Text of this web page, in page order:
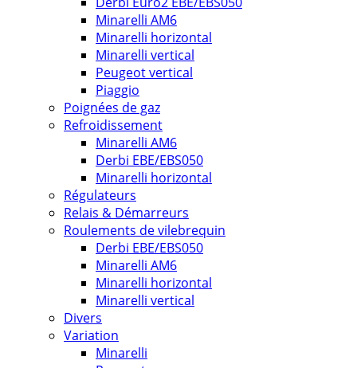
Minarelli AM6
Minarelli horizontal
Minarelli vertical
Peugeot vertical
Piaggio
Poignées de gaz
Refroidissement
Minarelli AM6
Derbi EBE/EBS050
Minarelli horizontal
Régulateurs
Relais & Démarreurs
Roulements de vilebrequin
Derbi EBE/EBS050
Minarelli AM6
Minarelli horizontal
Minarelli vertical
Divers
Variation
Minarelli